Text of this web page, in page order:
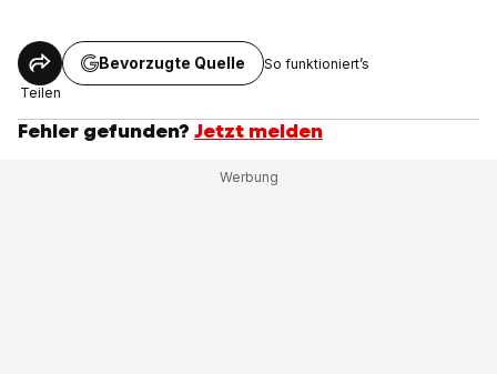
Teilen
Bevorzugte Quelle So funktioniert’s
Fehler gefunden? Jetzt melden